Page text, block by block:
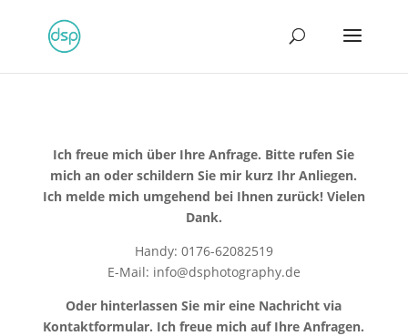
Ich freue mich über Ihre Anfrage. Bitte rufen Sie
mich an oder schildern Sie mir kurz Ihr Anliegen.
Ich melde mich umgehend bei Ihnen zurück! Vielen
Dank.
Handy: 0176-62082519
E-Mail: info@dsphotography.de
Oder hinterlassen Sie mir eine Nachricht via
Kontaktformular. Ich freue mich auf Ihre Anfragen.